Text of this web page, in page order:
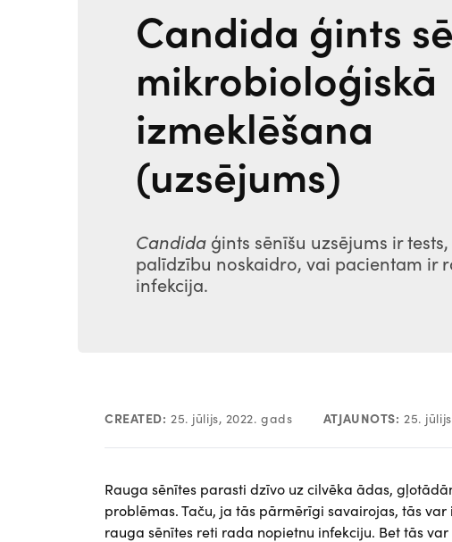
Candida ģints
mikrobioloģiskā
izmeklēšana
(uzsējums)
Candida ģints sēnīšu uzsējums ir
palīdzību noskaidro, vai pacientam ir
infekcija.
CREATED: 25. jūlijs, 2022. gads ATJAUNOTS: 25.
Rauga sēnītes parasti dzīvo uz cilvēka ādas,
problēmas. Taču, ja tās pārmērīgi savairojas, tās
rauga sēnītes reti rada nopietnu infekciju. Bet tās